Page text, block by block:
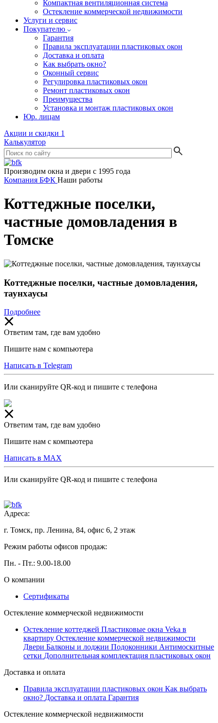
Компактная вентиляционная система
Остекление коммерческой недвижимости
Услуги и сервис
Покупателю
Гарантия
Правила эксплуатации пластиковых окон
Доставка и оплата
Как выбрать окно?
Оконный сервис
Регулировка пластиковых окон
Ремонт пластиковых окон
Преимущества
Установка и монтаж пластиковых окон
Юр. лицам
Акции и скидки 1
Калькулятор
Производим окна и двери с 1995 года
Компания БФК Наши работы
Коттеджные поселки,
частные домовладения в
Томске
Коттеджные поселки, частные домовладения,
таунхаусы
Подробнее
Ответим там, где вам удобно
Пишите нам с компьютера
Написать в Telegram
Или сканируйте QR-код и пишите с телефона
Ответим там, где вам удобно
Пишите нам с компьютера
Написать в MAX
Или сканируйте QR-код и пишите с телефона
Адреса:
г. Томск, пр. Ленина, 84, офис 6, 2 этаж
Режим работы офисов продаж:
Пн. - Пт.: 9.00-18.00
О компании
Сертификаты
Остекление коммерческой недвижимости
Остекление коттеджей Пластиковые окна Veka в
квартиру Остекление коммерческой недвижимости
Двери Балконы и лоджии Подоконники Антимоскитные
сетки Дополнительная комплектация пластиковых окон
Доставка и оплата
Правила эксплуатации пластиковых окон Как выбрать
окно? Доставка и оплата Гарантия
Остекление коммерческой недвижимости